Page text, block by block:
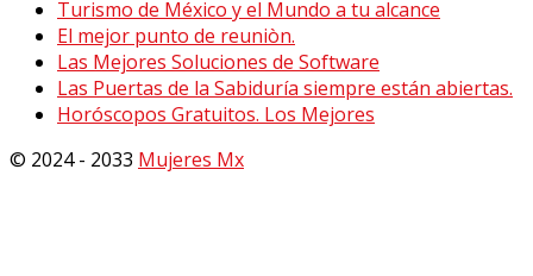
Turismo de México y el Mundo a tu alcance
El mejor punto de reuniòn.
Las Mejores Soluciones de Software
Las Puertas de la Sabiduría siempre están abiertas.
Horóscopos Gratuitos. Los Mejores
© 2024 - 2033 Mujeres Mx